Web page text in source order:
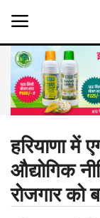
Home
Contact
About Us
Leadership
हरियाणा में
औद्योगिक
रोजगार को